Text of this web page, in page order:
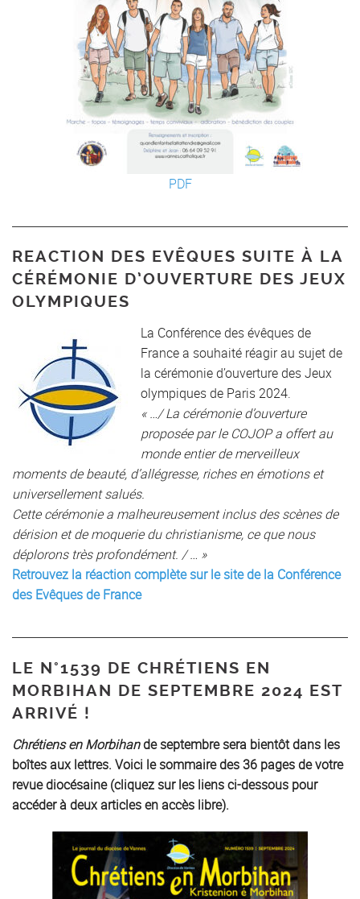
PDF
REACTION DES EVÊQUES SUITE À LA
CÉRÉMONIE D’OUVERTURE DES JEUX
OLYMPIQUES
La Conférence des évêques de
France a souhaité réagir au sujet de
la cérémonie d’ouverture des Jeux
olympiques de Paris 2024.
« …/ La cérémonie d’ouverture
proposée par le COJOP a offert au
monde entier de merveilleux
moments de beauté, d’allégresse, riches en émotions et
universellement salués.
Cette cérémonie a malheureusement inclus des scènes de
dérision et de moquerie du christianisme, ce que nous
déplorons très profondément. / … »
Retrouvez la réaction complète sur le site de la Conférence
des Evêques de France
LE N°1539 DE CHRÉTIENS EN
MORBIHAN DE SEPTEMBRE 2024 EST
ARRIVÉ !
Chrétiens en Morbihande septembre sera bientôt dans les
boîtes aux lettres. Voici le sommaire des 36 pages de votre
revue diocésaine (cliquez sur les liens ci-dessous pour
accéder à deux articles en accès libre).